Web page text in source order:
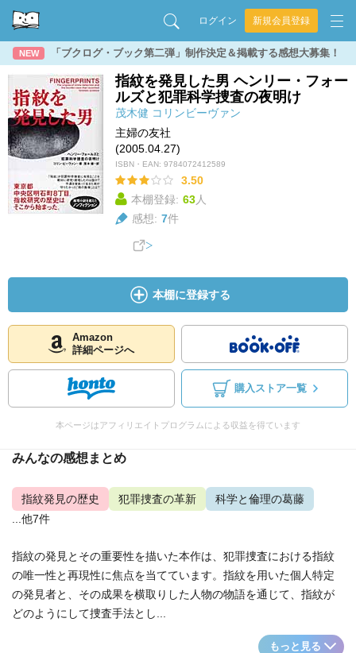
ログイン 新規会員登録
NEW 「ブクログ・ブック第二弾」制作決定＆掲載する感想大募集！
指紋を発見した男 ヘンリー・フォー
ルズと犯罪科学捜査の夜明け
茂木健 コリンビーヴァン
主婦の友社
(2005.04.27)
ISBN・EAN: 9784072412589
3.50
本棚登録: 63人
感想: 7件
本棚に登録する
Amazon
詳細ページへ
購入ストア一覧
本ページはアフィリエイトプログラムによる収益を得ています
みんなの感想まとめ
指紋発見の歴史 犯罪捜査の革新
科学と倫理の葛藤
...他7件
指紋の発見とその重要性を描いた本作は、犯罪捜査における指紋
の唯一性と再現性に焦点を当てています。指紋を用いた個人特定
の発見者と、その成果を横取りした人物の物語を通じて、指紋が
どのようにして捜査手法とし...
もっと見る